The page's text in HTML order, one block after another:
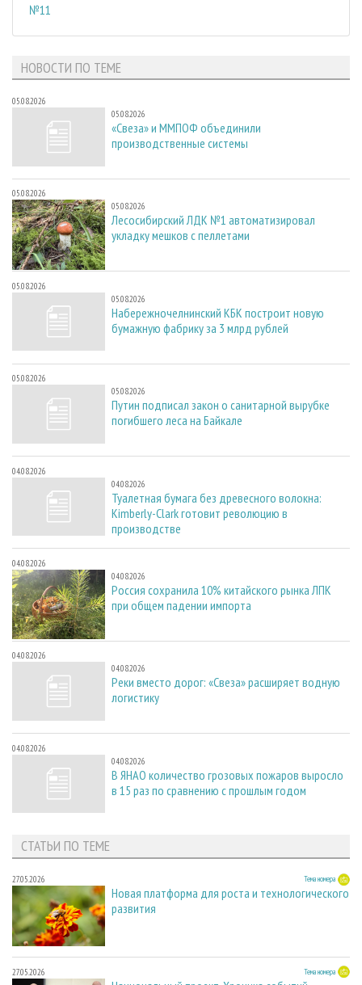
№11
НОВОСТИ ПО ТЕМЕ
05.08.2026
05.08.2026
«Свеза» и ММПОФ объединили
производственные системы
05.08.2026
05.08.2026
Лесосибирский ЛДК №1 автоматизировал
укладку мешков с пеллетами
05.08.2026
05.08.2026
Набережночелнинский КБК построит новую
бумажную фабрику за 3 млрд рублей
05.08.2026
05.08.2026
Путин подписал закон о санитарной вырубке
погибшего леса на Байкале
04.08.2026
04.08.2026
Туалетная бумага без древесного волокна:
Kimberly-Clark готовит революцию в
производстве
04.08.2026
04.08.2026
Россия сохранила 10% китайского рынка ЛПК
при общем падении импорта
04.08.2026
04.08.2026
Реки вместо дорог: «Свеза» расширяет водную
логистику
04.08.2026
04.08.2026
В ЯНАО количество грозовых пожаров выросло
в 15 раз по сравнению с прошлым годом
СТАТЬИ ПО ТЕМЕ
27.05.2026 Тема номера
Новая платформа для роста и технологического
развития
27.05.2026 Тема номера